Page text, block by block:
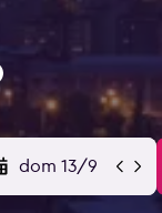
dom 13/9